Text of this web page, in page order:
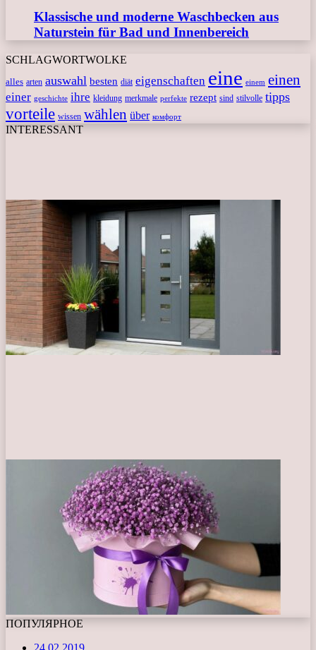
Klassische und moderne Waschbecken aus
Naturstein für Bad und Innenbereich
SCHLAGWORTWOLKE
alles arten auswahl besten diät eigenschaften eine einem einen
einer geschichte ihre kleidung merkmale perfekte rezept sind stilvolle tipps
vorteile wissen wählen über комфорт
INTERESSANT
ПОПУЛЯРНОЕ
24.02.2019